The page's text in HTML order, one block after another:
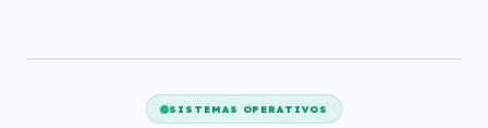
SISTEMAS OPERATIVOS